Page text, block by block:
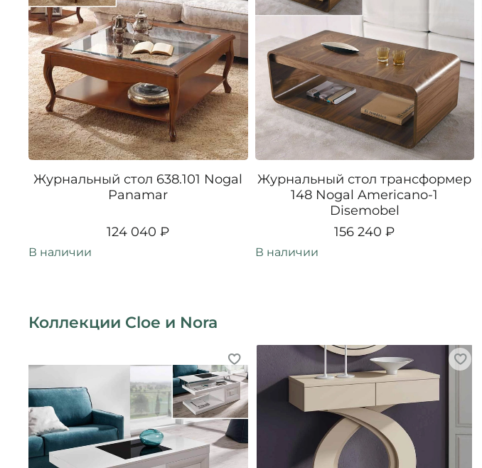
Журнальный стол 638.101 Nogal
Panamar
124 040 ₽
В наличии
Журнальный стол трансформер
148 Nogal Americano-1
Disemobel
156 240 ₽
В наличии
Коллекции Cloe и Nora